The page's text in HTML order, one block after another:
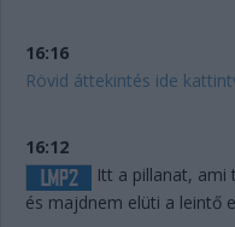
16:16
Rövid áttekintés ide
16:12
Itt a pillanat, ami
és majdnem elüti a leintő